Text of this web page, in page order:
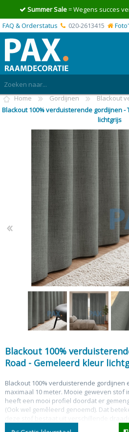
Summer Sale= Wegens succes
FAQ & Orderstatus
020-2613415
INLOGGEN
Home Gordijnen
Blackout
Blackout 100% verduisterende gordijnen -
lichtgrijs
Blackout 100%
Road - Gemeleerd kleur
Blackout 100% verduisterende gordijnen
maximaal 10 meter. Mooie geweven stof
heeft een mooi profiel doordat er
(Ook wel gemêleerd genoemd). Dat
deze
bestaat uit verschillende
zeer luxe en volle uitstraling. Ideaal voor